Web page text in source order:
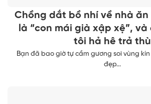
Chồng dắt bồ nhí về nhà ăn
là “con mái già xập xệ”,
tôi hả hê trả thù
Bạn đã bao giờ tự cầm gương soi vùng
đẹp...